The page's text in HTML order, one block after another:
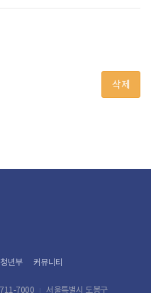
삭제
청년부 커뮤니티
7000 서울특별시 도봉구